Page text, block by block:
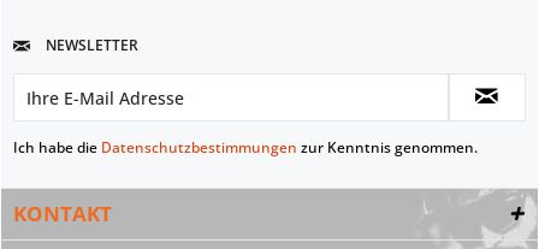
NEWSLETTER
Ich habe die Datenschutzbestimmungen zur Kenntnis genommen.
KONTAKT